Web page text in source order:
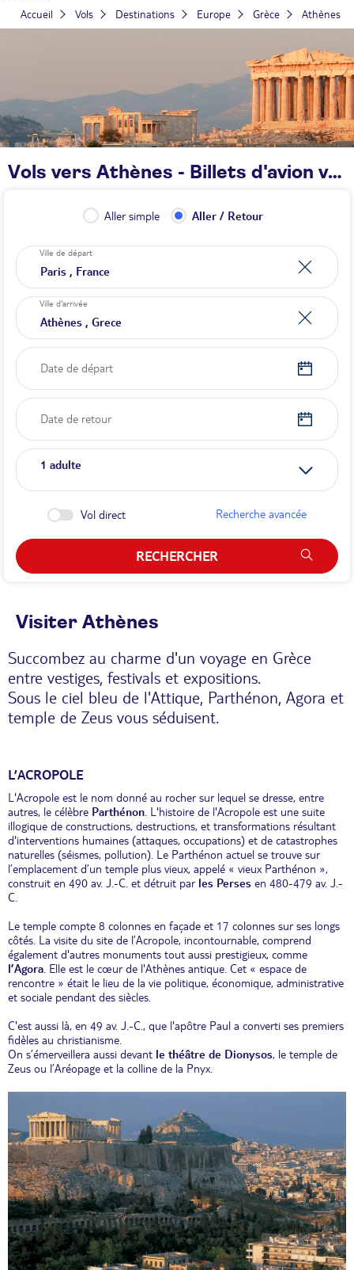
Accueil Vols Destinations Europe Grèce Athènes
Vols vers Athènes - Billets d'avion vers Athènes en Grèce
Aller simple Aller / Retour
Ville de départ
Ville d'arrivée
Date de départ
Date de retour
1 adulte
Vol direct Recherche avancée
RECHERCHER
Visiter Athènes
Succombez au charme d'un voyage en Grèce
entre vestiges, festivals et expositions.
Sous le ciel bleu de l'Attique, Parthénon, Agora et
temple de Zeus vous séduisent.
L’ACROPOLE
L'Acropole est le nom donné au rocher sur lequel se dresse, entre
autres, le célèbre Parthénon. L'histoire de l'Acropole est une suite
illogique de constructions, destructions, et transformations résultant
d'interventions humaines (attaques, occupations) et de catastrophes
naturelles (séismes, pollution). Le Parthénon actuel se trouve sur
l’emplacement d’un temple plus vieux, appelé « vieux Parthénon »,
construit en 490 av. J.-C. et détruit par les Perses en 480-479 av. J.-
C.
Le temple compte 8 colonnes en façade et 17 colonnes sur ses longs
côtés. La visite du site de l’Acropole, incontournable, comprend
également d'autres monuments tout aussi prestigieux, comme
l’Agora. Elle est le cœur de l'Athènes antique. Cet « espace de
rencontre » était le lieu de la vie politique, économique, administrative
et sociale pendant des siècles.
C'est aussi là, en 49 av. J.-C., que l'apôtre Paul a converti ses premiers
fidèles au christianisme.
On s’émerveillera aussi devant le théâtre de Dionysos, le temple de
Zeus ou l’Aréopage et la colline de la Pnyx.